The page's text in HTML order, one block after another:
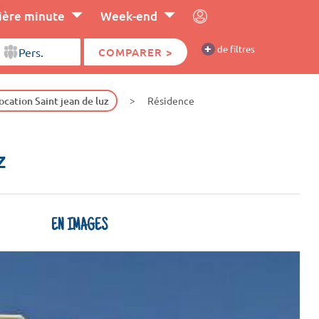
minute Week-end
COMPARER > + de filtres
Saint jean de luz Résidence
EN IMAGES